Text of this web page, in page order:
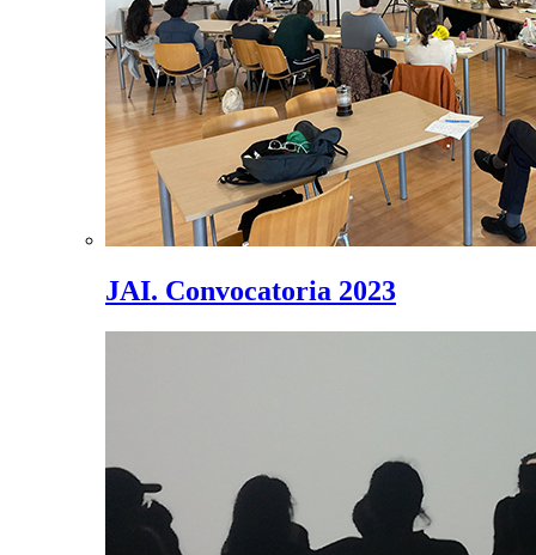
JAI. Convocatoria 2023